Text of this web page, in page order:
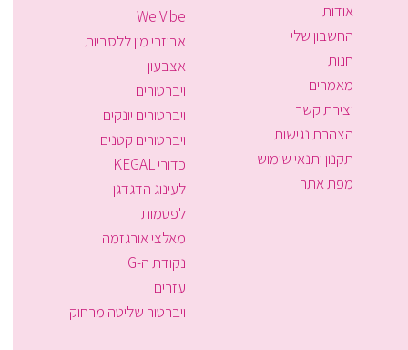
אודות
החשבון שלי
חנות
מאמרים
יצירת קשר
הצהרת נגישות
תקנון ותנאי שימוש
מפת אתר
We Vibe
אביזרי מין ללסביות
אצבעון
ויברטורים
ויברטורים יונקים
ויברטורים קטנים
כדורי KEGAL
לעינוג הדגדגן
לפטמות
מאלצי אורגזמה
נקודת ה-G
עזרים
ויברטור שליטה מרחוק